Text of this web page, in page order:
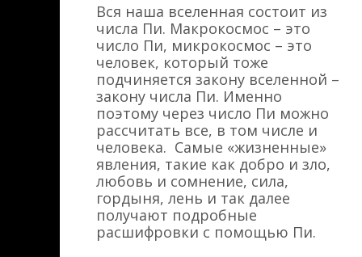
Вся наша вселенная состоит из
числа Пи. Макрокосмос – это
число Пи, микрокосмос – это
человек, который тоже
подчиняется закону вселенной –
закону числа Пи. Именно
поэтому через число Пи можно
рассчитать все, в том числе и
человека. Самые «жизненные»
явления, такие как добро и зло,
любовь и сомнение, сила,
гордыня, лень и так далее
получают подробные
расшифровки с помощью Пи.